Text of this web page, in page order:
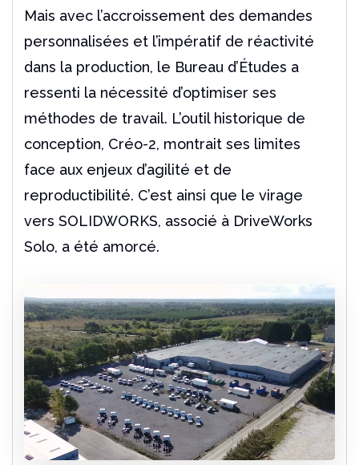
Mais avec l’accroissement des demandes
personnalisées et l’impératif de réactivité
dans la production, le Bureau d’Études a
ressenti la nécessité d’optimiser ses
méthodes de travail. L’outil historique de
conception, Créo-2, montrait ses limites
face aux enjeux d’agilité et de
reproductibilité. C’est ainsi que le virage
vers SOLIDWORKS, associé à DriveWorks
Solo, a été amorcé.